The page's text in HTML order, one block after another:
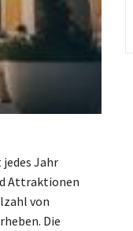
Jahr
Attraktionen
von
Die